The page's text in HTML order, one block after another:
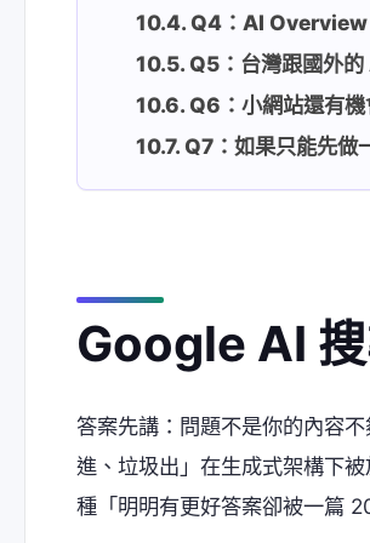
Q4：AI Overview
Q5：台灣跟國外的
Q6：小網站還有機
Q7：如果只能先做
Google AI
答案先講：問題不是你的內容
進、垃圾出」在生成式架構下
種「明明有更好答案卻被一篇